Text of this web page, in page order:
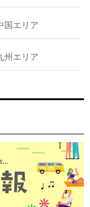
国エリア
州エリア